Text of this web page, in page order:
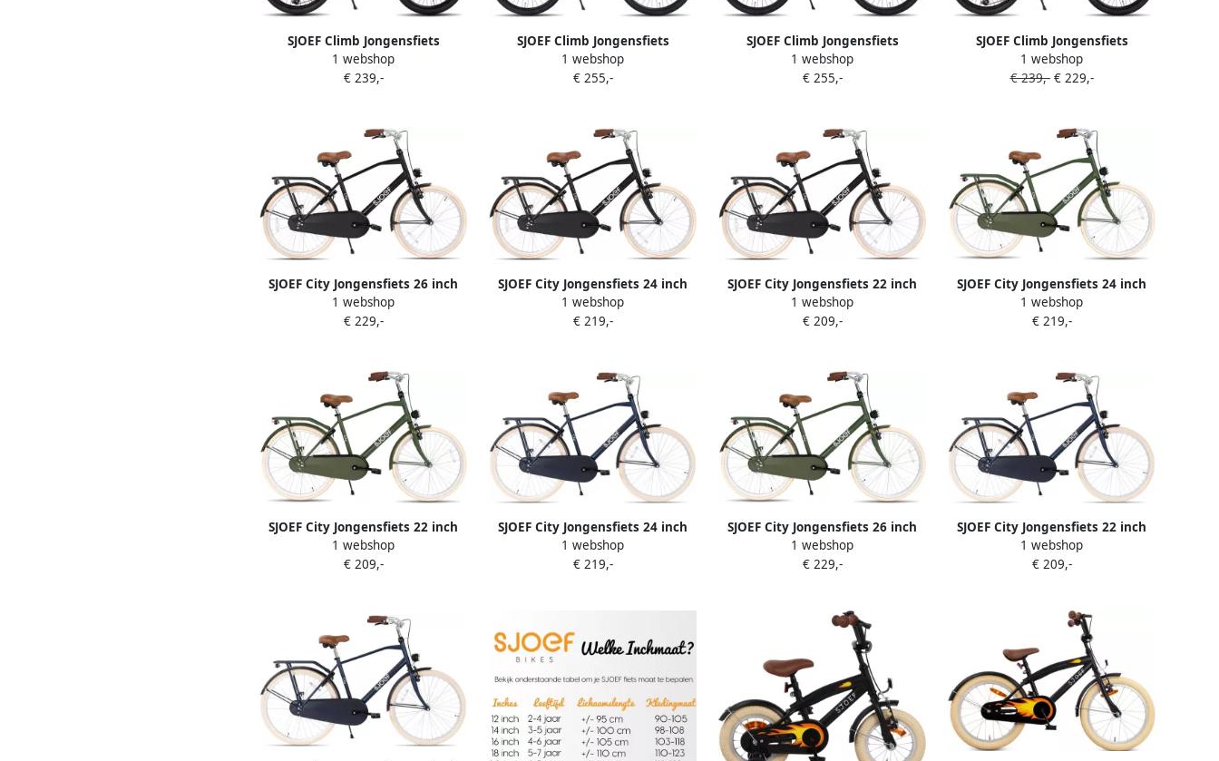
SJOEF Climb Jongensfiets
Mountainbike 20 inch Kinderfiets
6 7 & 8 Jaar 6 Versnellingen
verlichting Blauw
1 webshop
€ 239,-
SJOEF Climb Jongensfiets
Mountainbike 24 inch Kinderfiets
8-12 Jaar 6 Versnellingen
verlichting -| Blauw
1 webshop
€ 255,-
SJOEF Climb Jongensfiets
Mountainbike 24 inch Kinderfiets
8-12 Jaar 6 Versnellingen
verlichting Zwart
1 webshop
€ 255,-
SJOEF Climb Jongensfiets
Mountainbike 20 inch Kinderfiets
6 7 & 8 Jaar 6 Versnellingen
verlichting Zwart
1 webshop
€ 239,-€ 229,-
SJOEF City Jongensfiets 26 inch
Kinderfiets 10 11 12 13 14 Jaar
Fiets 26 inch Mat Zwart
1 webshop
€ 229,-
SJOEF City Jongensfiets 24 inch
Kinderfiets 8 9 10 11 12 jaar Fiets
24 inch Jongens Mat Zwart
1 webshop
€ 219,-
SJOEF City Jongensfiets 22 inch
Kinderfiets voor jongens van 7
tot 9 jaar Mat Zwart
1 webshop
€ 209,-
SJOEF City Jongensfiets 24 inch
Kinderfiets voor jongens van 8
tot 12 jaar Army Green
1 webshop
€ 219,-
SJOEF City Jongensfiets 22 inch
Kinderfiets voor jongens van 7
tot 9 jaar Army Green
1 webshop
€ 209,-
SJOEF City Jongensfiets 24 inch
Kinderfiets voor jongens van 8
tot 12 jaar Mat Blauw
1 webshop
€ 219,-
SJOEF City Jongensfiets 26 inch
Kinderfiets voor jongens van 10
tot 14 jaar Army Green
1 webshop
€ 229,-
SJOEF City Jongensfiets 22 inch
Kinderfiets voor jongens van 7
tot 9 jaar Mat Blauw
1 webshop
€ 209,-